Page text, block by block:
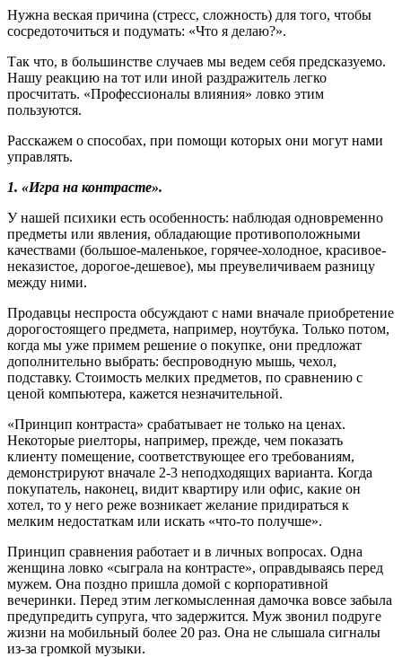
Нужна веская причина (стресс, сложность) для того, чтобы
сосредоточиться и подумать: «Что я делаю?».
Так что, в большинстве случаев мы ведем себя предсказуемо.
Нашу реакцию на тот или иной раздражитель легко
просчитать. «Профессионалы влияния» ловко этим
пользуются.
Расскажем о способах, при помощи которых они могут нами
управлять.
1. «Игра на контрасте».
У нашей психики есть особенность: наблюдая одновременно
предметы или явления, обладающие противоположными
качествами (большое-маленькое, горячее-холодное, красивое-
неказистое, дорогое-дешевое), мы преувеличиваем разницу
между ними.
Продавцы неспроста обсуждают с нами вначале приобретение
дорогостоящего предмета, например, ноутбука. Только потом,
когда мы уже примем решение о покупке, они предложат
дополнительно выбрать: беспроводную мышь, чехол,
подставку. Стоимость мелких предметов, по сравнению с
ценой компьютера, кажется незначительной.
«Принцип контраста» срабатывает не только на ценах.
Некоторые риелторы, например, прежде, чем показать
клиенту помещение, соответствующее его требованиям,
демонстрируют вначале 2-3 неподходящих варианта. Когда
покупатель, наконец, видит квартиру или офис, какие он
хотел, то у него реже возникает желание придираться к
мелким недостаткам или искать «что-то получше».
Принцип сравнения работает и в личных вопросах. Одна
женщина ловко «сыграла на контрасте», оправдываясь перед
мужем. Она поздно пришла домой с корпоративной
вечеринки. Перед этим легкомысленная дамочка вовсе забыла
предупредить супруга, что задержится. Муж звонил подруге
жизни на мобильный более 20 раз. Она не слышала сигналы
из-за громкой музыки.